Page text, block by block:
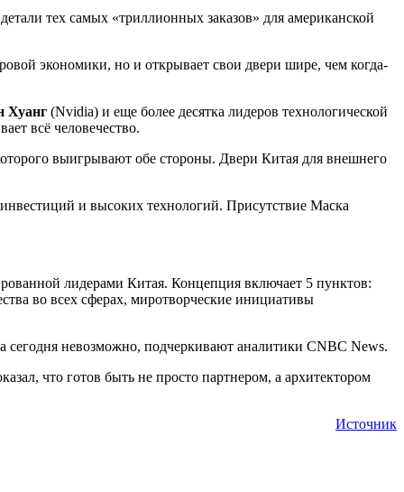
тех самых «триллионных заказов» для американской
экономики, но и открывает свои двери шире, чем когда-
Хуанг (Nvidia) и еще более десятка лидеров технологической
всё человечество.
выигрывают обе стороны. Двери Китая для внешнего
и высоких технологий. Присутствие Маска
лидерами Китая. Концепция включает 5 пунктов:
во всех сферах, миротворческие инициативы
сегодня невозможно, подчеркивают аналитики CNBC News.
что готов быть не просто партнером, а архитектором
Источник